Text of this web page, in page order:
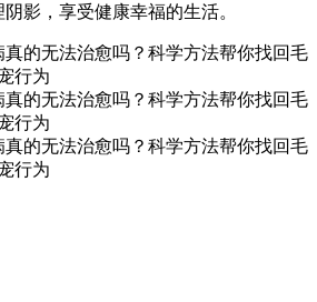
影，享受健康幸福的生活。